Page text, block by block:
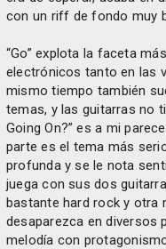
con un riff de fondo muy
“Go” explota la faceta
electrónicos tanto en las
mismo tiempo también
temas, y las guitarras no
Going On?” es a mi
parte es el tema más
profunda y se le nota
juega con sus dos
bastante hard rock y otra
desaparezca en diversos
melodía con